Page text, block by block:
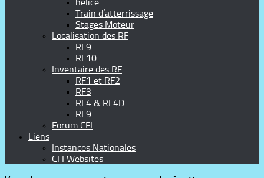
Train d’atterrissage
Stages Moteur
Localisation des RF
RF9
RF10
Inventaire des RF
RF1 et RF2
RF3
RF4 & RF4D
RF9
Forum CFI
Liens
Instances Nationales
CFI Websites